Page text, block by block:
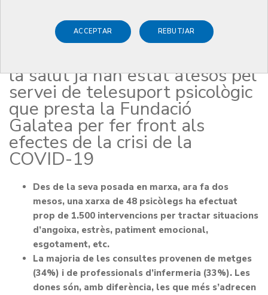
ACCEPTAR REBUTJAR
28 DE MAIG DE 2020
la salut ja han estat atesos pel
servei de telesuport psicològic
que presta la Fundació
Galatea per fer front als
efectes de la crisi de la
COVID-19
Des de la seva posada en marxa, ara fa dos
mesos, una xarxa de 48 psicòlegs ha efectuat
prop de 1.500 intervencions per tractar situacions
d’angoixa, estrès, patiment emocional,
esgotament, etc.
La majoria de les consultes provenen de metges
(34%) i de professionals d’infermeria (33%). Les
dones són, amb diferència, les que més s’adrecen